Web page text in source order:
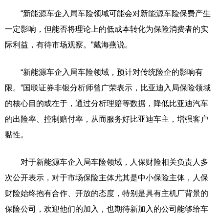
“新能源车企入局车险领域可能会对新能源车险保费产生
一定影响，但能否将理论上的低成本转化为保险消费者的实
际利益，有待市场观察。”戴海燕说。
“新能源车企入局车险领域，预计对传统险企的影响有
限。”国联证券非银分析师曾广荣表示，比亚迪入局保险领域
的核心目的或在于，通过分析理赔等数据，降低比亚迪汽车
的出险率、控制赔付率，从而服务好比亚迪车主，增强客户
黏性。
对于新能源车企入局车险领域，人保财险相关负责人多
次公开表示，对于市场保险主体尤其是中小保险主体，人保
财险始终抱有合作、开放的态度，特别是具有主机厂背景的
保险公司，欢迎他们的加入，也期待新加入的公司能够给车